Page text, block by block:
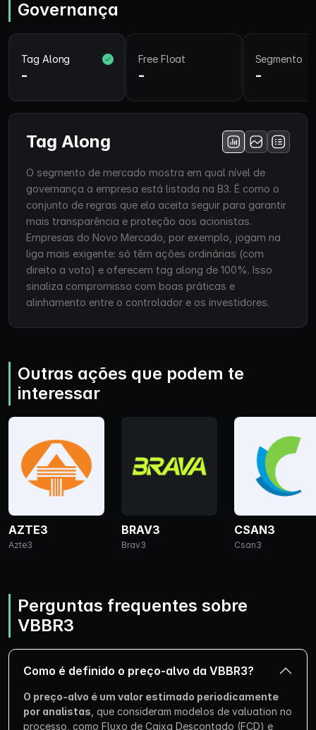
Governança
Tag Along
-
Free Float
-
Segmento
-
Tag Along
O segmento de mercado mostra em qual nível de
governança a empresa está listada na B3. É como o
conjunto de regras que ela aceita seguir para garantir
mais transparência e proteção aos acionistas.
Empresas do Novo Mercado, por exemplo, jogam na
liga mais exigente: só têm ações ordinárias (com
direito a voto) e oferecem tag along de 100%. Isso
sinaliza compromisso com boas práticas e
alinhamento entre o controlador e os investidores.
Outras ações que podem te
interessar
AZTE3
Azte3
BRAV3
Brav3
CSAN3
Csan3
Perguntas frequentes sobre
VBBR3
Como é definido o preço-alvo da VBBR3?
O preço-alvo é um valor estimado periodicamente
por analistas, que consideram modelos de valuation no
processo, como Fluxo de Caixa Descontado (FCD) e